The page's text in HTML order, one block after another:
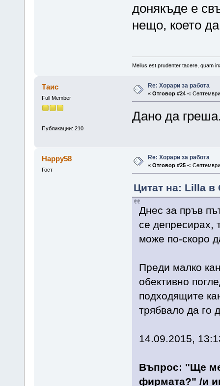
донякъде е
нещо, което
Melius est prudenter tacere, quam
Таис
Full Member
Публикации: 210
Re: Хорари за работа
« Отговор #24 -:
Дано да
Happy58
Гост
Re: Хорари за работа
« Отговор #25 -:
Цитат на: Lilla в
Днес за пръв
се депресирах,
може по-скоро
Преди малко
обективно
подходящите
трябвало да го
14.09.2015,
Въпрос: "Ще
фирмата?" /и